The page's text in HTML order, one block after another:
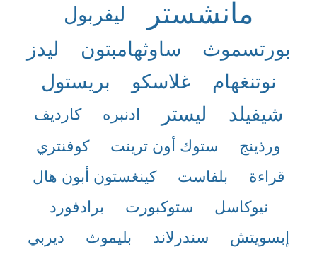
مانشستر
ليفربول
بورتسموث
ساوثهامبتون
ليدز
نوتنغهام
غلاسكو
بريستول
شيفيلد
ليستر ادنبره
كارديف
ورذينج
ستوك أون ترينت
كوفنتري
قراءة
بلفاست
كينغستون أبون هال
نيوكاسل
ستوكبورت
برادفورد
إبسويتش
سندرلاند بليموث
ديربي